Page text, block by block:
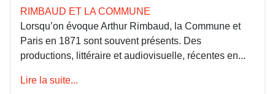
RIMBAUD ET LA COMMUNE
Lorsqu’on évoque Arthur Rimbaud, la Commune et
Paris en 1871 sont souvent présents. Des
productions, littéraire et audiovisuelle, récentes en...
Lire la suite...